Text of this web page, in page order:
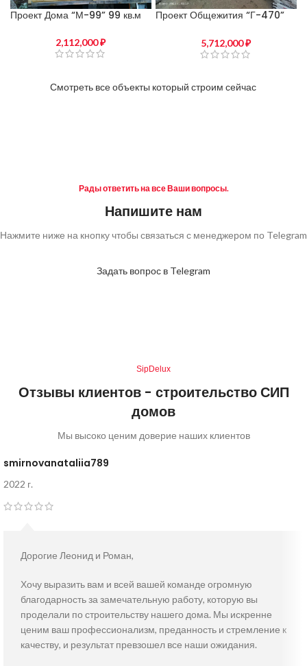
Проект Дома “М-99” 99 кв.м
2,112,000₽
Проект Общежития “Г-470”
5,712,000₽
Смотреть все объекты который строим сейчас
Рады ответить на все Ваши вопросы.
Напишите нам
Нажмите ниже на кнопку чтобы связаться с менеджером по Telegram
Задать вопрос в Telegram
SipDelux
Отзывы клиентов - строительство СИП
домов
Мы высоко ценим доверие наших клиентов
smirnovanataliia789
2022 г.
Дорогие Леонид и Роман,
Хочу выразить вам и всей вашей команде огромную
благодарность за замечательную работу, которую вы
проделали по строительству нашего дома. Мы искренне
ценим ваш профессионализм, преданность и стремление к
качеству, и результат превзошел все наши ожидания.